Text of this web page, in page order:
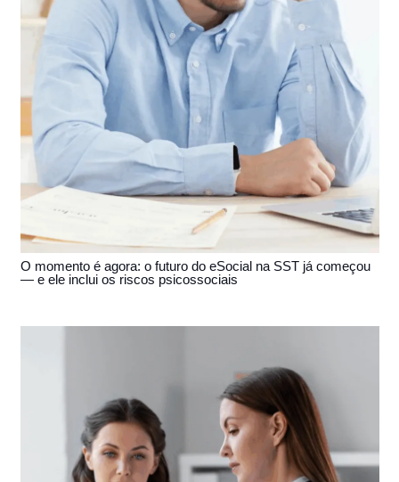
O momento é agora: o futuro do eSocial na SST já começou
— e ele inclui os riscos psicossociais